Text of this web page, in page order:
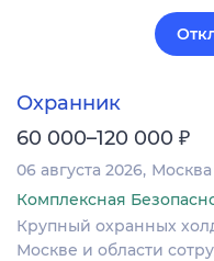
Охранник
60 000–120 000 ₽
06 августа 2026 Москва
Комплексная
Крупный охранных
Москве и области